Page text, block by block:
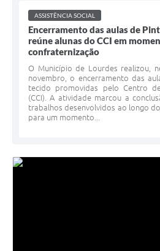
ASSISTÊNCIA SOCIAL
Encerramento das aulas de
reúne alunas do CCI em
confraternização
O Município de Lourdes realizou,
novembro, o encerramento das
tecido promovidas pelo Centro
(CCI). A atividade marcou a
trabalhos desenvolvidos ao longo
para um momento...